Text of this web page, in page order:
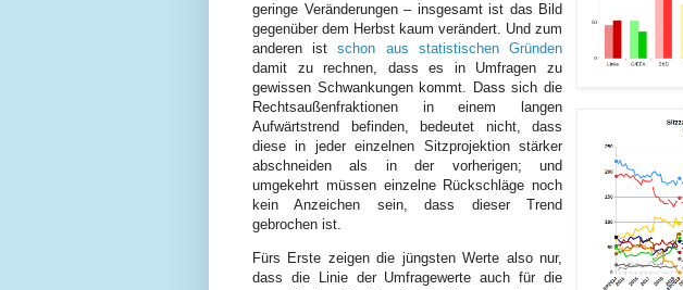
geringe Veränderungen – insgesamt ist das Bild
gegenüber dem Herbst kaum verändert. Und zum
anderen istschon aus statistischen Gründen
damit zu rechnen, dass es in Umfragen zu
gewissen Schwankungen kommt. Dass sich die
Rechtsaußenfraktionen in einem langen
Aufwärtstrend befinden, bedeutet nicht, dass
diese in jeder einzelnen Sitzprojektion stärker
abschneiden als in der vorherigen; und
umgekehrt müssen einzelne Rückschläge noch
kein Anzeichen sein, dass dieser Trend
gebrochen ist.
Fürs Erste zeigen die jüngsten Werte also nur,
dass die Linie der Umfragewerte auch für die